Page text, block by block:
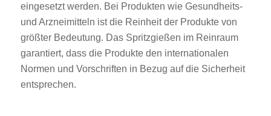
eingesetzt werden. Bei Produkten wie Gesundheits-
und Arzneimitteln ist die Reinheit der Produkte von
größter Bedeutung. Das Spritzgießen im Reinraum
garantiert, dass die Produkte den internationalen
Normen und Vorschriften in Bezug auf die Sicherheit
entsprechen.